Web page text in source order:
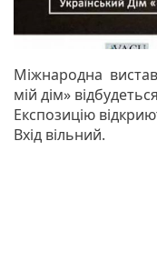
Міжнародна
мій дім»
Експозицію
Вхід вільний.